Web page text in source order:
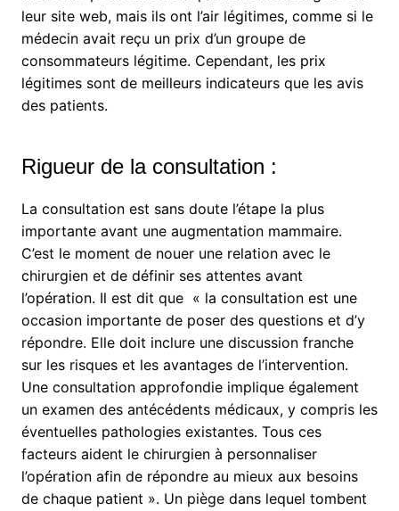
leur site web, mais ils ont l’air légitimes, comme si le
médecin avait reçu un prix d’un groupe de
consommateurs légitime. Cependant, les prix
légitimes sont de meilleurs indicateurs que les avis
des patients.
Rigueur de la consultation :
La consultation est sans doute l’étape la plus
importante avant une augmentation mammaire.
C’est le moment de nouer une relation avec le
chirurgien et de définir ses attentes avant
l’opération. Il est dit que « la consultation est une
occasion importante de poser des questions et d’y
répondre. Elle doit inclure une discussion franche
sur les risques et les avantages de l’intervention.
Une consultation approfondie implique également
un examen des antécédents médicaux, y compris les
éventuelles pathologies existantes. Tous ces
facteurs aident le chirurgien à personnaliser
l’opération afin de répondre au mieux aux besoins
de chaque patient ». Un piège dans lequel tombent